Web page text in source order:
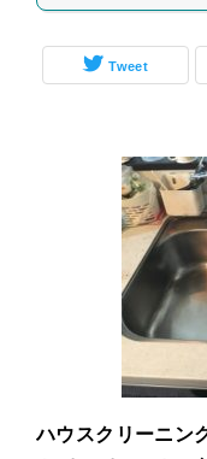
Tweet
ハウスクリーニン